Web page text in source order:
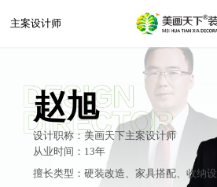
主案设计师
赵旭
设计职称：美画天下主案设计师
从业时间：13年
擅长类型：硬装改造、家具搭配、收纳